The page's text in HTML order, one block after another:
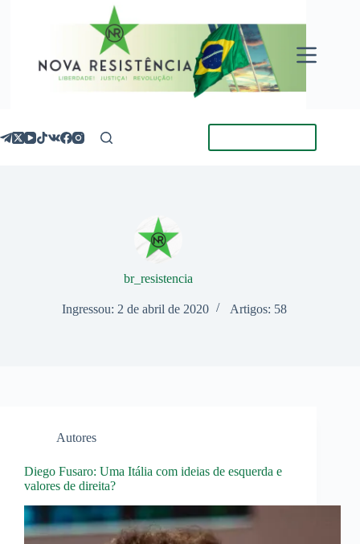
br_resistencia
Ingressou: 2 de abril de 2020 Artigos: 58
Autores
Diego Fusaro: Uma Itália com ideias de esquerda e
valores de direita?